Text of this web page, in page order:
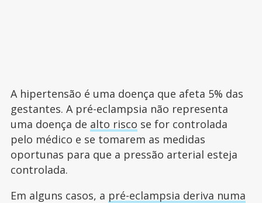
A hipertensão é uma doença que afeta 5% das
gestantes. A pré-eclampsia não representa
uma doença de alto risco se for controlada
pelo médico e se tomarem as medidas
oportunas para que a pressão arterial esteja
controlada.
Em alguns casos, a pré-eclampsia deriva numa